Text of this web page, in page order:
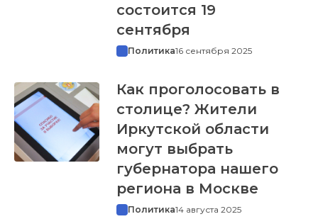
состоится 19
сентября
Политика16 сентября 2025
Как проголосовать в
столице? Жители
Иркутской области
могут выбрать
губернатора нашего
региона в Москве
Политика14 августа 2025